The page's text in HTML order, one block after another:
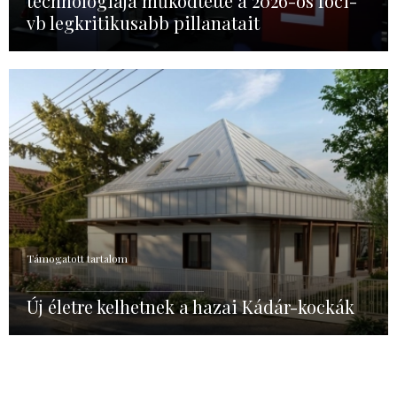
vb legkritikusabb pillanatait
Támogatott tartalom
Új életre kelhetnek a hazai Kádár-kockák